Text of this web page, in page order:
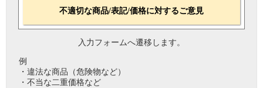
不適切な商品/表記/価格に対するご意見
入力フォームへ遷移します。
例
・違法な商品（危険物など）
・不当な二重価格など